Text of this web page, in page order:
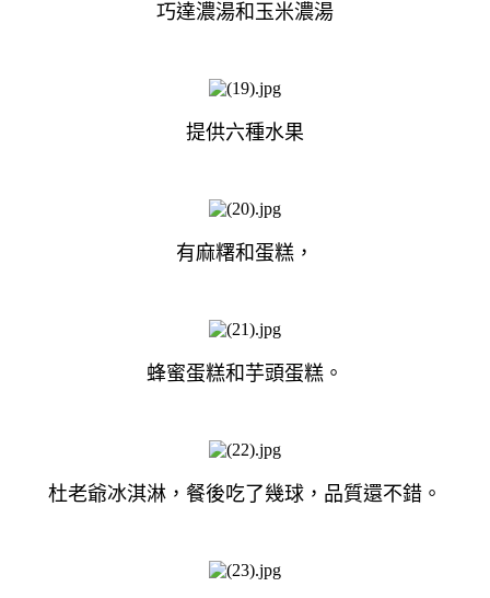
巧達濃湯和玉米濃湯
提供六種水果
有麻糬和蛋糕，
蜂蜜蛋糕和芋頭蛋糕。
杜老爺冰淇淋，餐後吃了幾球，品質還不錯。